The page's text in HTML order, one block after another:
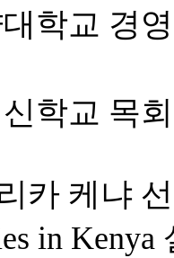
대학교 경
학교 목
카 케냐
in Kenya